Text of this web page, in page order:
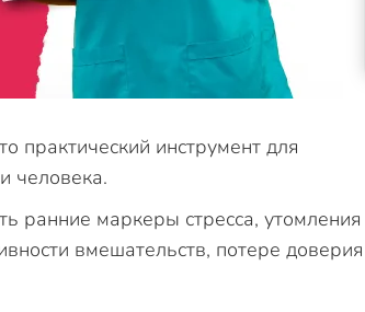
инструмент для
человека.
ранние маркеры стресса, утомления
вмешательств, потере доверия